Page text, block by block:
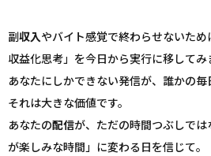
副収入やバイト感覚で終わらせないた
収益化思考」を今日から実行に移してみ
あなたにしかできない発信が、誰かの毎
それは大きな価値です。
あなたの配信が、ただの時間つぶしで
が楽しみな時間」に変わる日を信じて。